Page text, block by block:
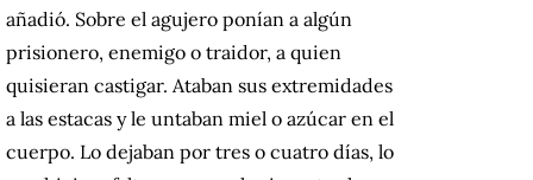
añadió. Sobre el agujero ponían a algún
prisionero, enemigo o traidor, a quien
quisieran castigar. Ataban sus extremidades
a las estacas y le untaban miel o azúcar en el
cuerpo. Lo dejaban por tres o cuatro días, lo